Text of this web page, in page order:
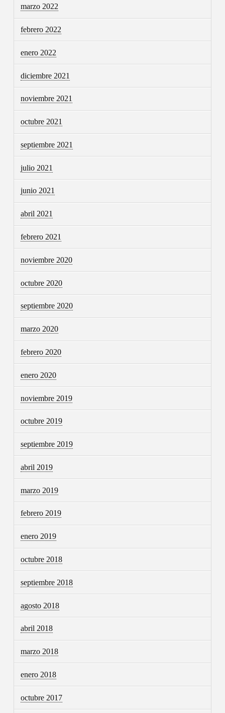
marzo 2022
febrero 2022
enero 2022
diciembre 2021
noviembre 2021
octubre 2021
septiembre 2021
julio 2021
junio 2021
abril 2021
febrero 2021
noviembre 2020
octubre 2020
septiembre 2020
marzo 2020
febrero 2020
enero 2020
noviembre 2019
octubre 2019
septiembre 2019
abril 2019
marzo 2019
febrero 2019
enero 2019
octubre 2018
septiembre 2018
agosto 2018
abril 2018
marzo 2018
enero 2018
octubre 2017